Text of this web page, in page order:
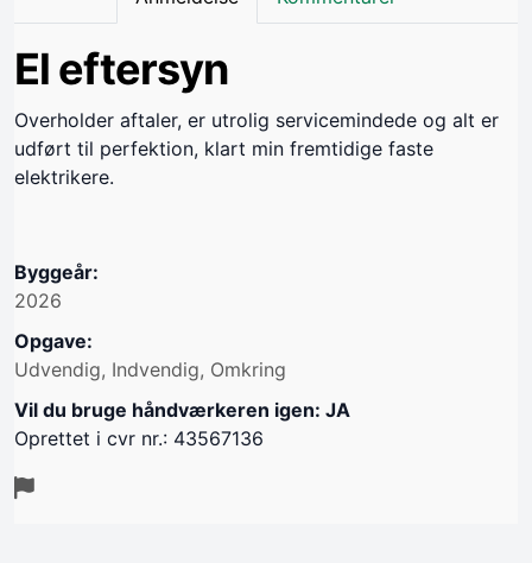
El eftersyn
Overholder aftaler, er utrolig servicemindede og alt er
udført til perfektion, klart min fremtidige faste
elektrikere.
Byggeår:
2026
Opgave:
Udvendig, Indvendig, Omkring
Vil du bruge håndværkeren igen: JA
Oprettet i cvr nr.: 43567136